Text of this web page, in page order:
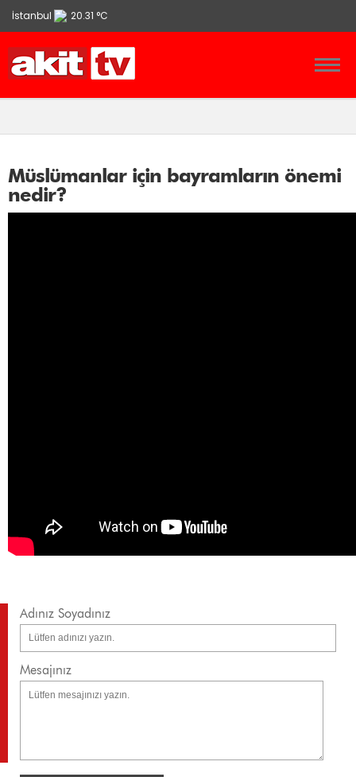
İstanbul 20.31 °C
Ankara 13.9 °C
İzmir 21.86 °C
Müslümanlar için bayramların önemi
nedir?
Adınız Soyadınız
Mesajınız